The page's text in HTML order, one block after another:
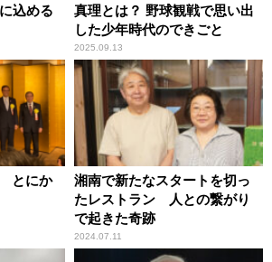
込める
真理とは？ 野球観戦で思い出
した少年時代のできごと
2025.09.13
とにか
湘南で新たなスタートを切っ
たレストラン 人との繋がり
で起きた奇跡
2024.07.11